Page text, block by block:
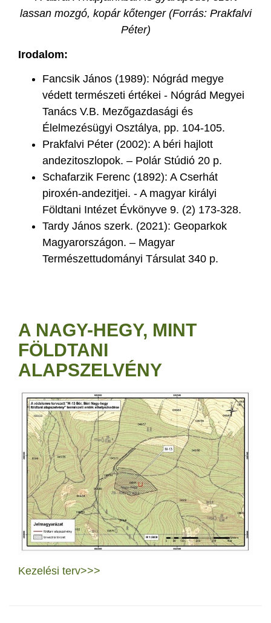
lassan mozgó, kopár kőtenger (Forrás: Prakfalvi
Péter)
Irodalom:
Fancsik János (1989): Nógrád megye
védett természeti értékei - Nógrád Megyei
Tanács V.B. Mezőgazdasági és
Élelmezésügyi Osztálya, pp. 104-105.
Prakfalvi Péter (2002): A béri hajlott
andezitoszlopok. – Polár Stúdió 20 p.
Schafarzik Ferenc (1892): A Cserhát
piroxén-andezitjei. - A magyar királyi
Földtani Intézet Évkönyve 9. (2) 173-328.
Tardy János szerk. (2021): Geoparkok
Magyarországon. – Magyar
Természettudományi Társulat 340 p.
A NAGY-HEGY, MINT
FÖLDTANI
ALAPSZELVÉNY
Kezelési terv>>>